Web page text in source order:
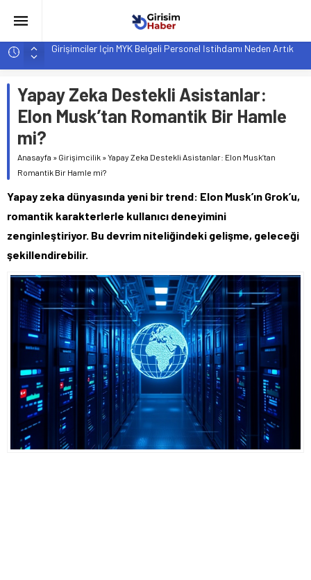
Hindistan’da Mahsur Kalan F-35B: Jeopolitik Sonuçları
Yapay Zeka Destekli Asistanlar: Elon Musk’tan Romantik Bir
Hamle mi?
Girişimcilik ve Yaşam Tarzı: Şehir Değişiminin Nedenleri ve
Etkileri
Girişimciler İçin MYK Belgeli Personel İstihdamı Neden Artık
Bir Tercih Değil, Zorunluluk?
Yapay Zeka Destekli Asistanlar:
Elon Musk’tan Romantik Bir Hamle
mi?
Anasayfa » Girişimcilik »Yapay Zeka Destekli Asistanlar: Elon Musk’tan
Romantik Bir Hamle mi?
Yapay zeka dünyasında yeni bir trend: Elon Musk’ın Grok’u,
romantik karakterlerle kullanıcı deneyimini
zenginleştiriyor. Bu devrim niteliğindeki gelişme, geleceği
şekillendirebilir.